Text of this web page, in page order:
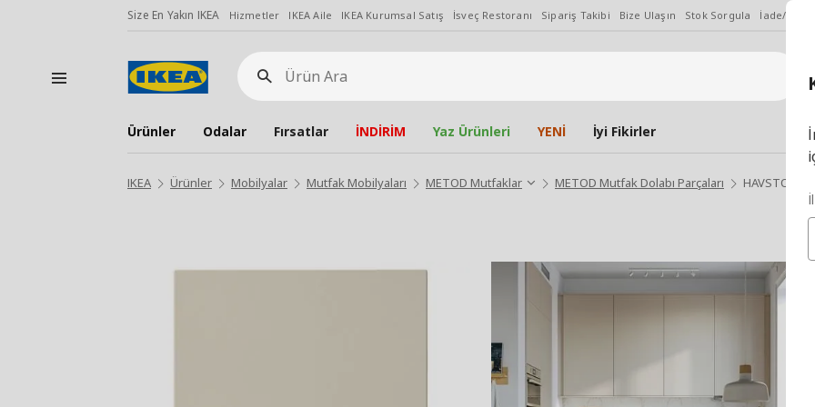
Size En Yakın IKEA Hizmetler IKEA Aile IKEA Kurumsal Satış İsveç Restoranı Sipariş Takibi Bize Ulaşın Stok Sorgula İade/
Ürün
Ara
Ürünler Odalar Fırsatlar İNDİRİM Yaz Ürünleri YENİ İyi Fikirler
IKEA Ürünler Mobilyalar Mutfak Mobilyaları METOD Mutfaklar METOD Mutfak Dolabı Parçaları HAVSTORP